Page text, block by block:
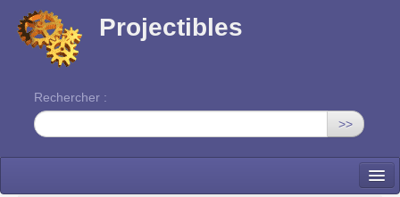
Projectibles
Rechercher :
>>